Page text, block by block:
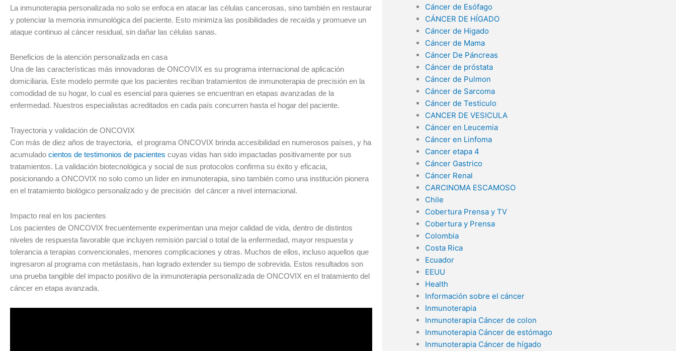
La inmunoterapia personalizada no solo se enfoca en atacar las células cancerosas, sino también en restaurar
y potenciar la memoria inmunológica del paciente. Esto minimiza las posibilidades de recaída y promueve un
ataque continuo al cáncer residual, sin dañar las células sanas.
Beneficios de la atención personalizada en casa
Una de las características más innovadoras de ONCOVIX es su programa internacional de aplicación
domiciliaria. Este modelo permite que los pacientes reciban tratamientos de inmunoterapia de precisión en la
comodidad de su hogar, lo cual es esencial para quienes se encuentran en etapas avanzadas de la
enfermedad. Nuestros especialistas acreditados en cada país concurren hasta el hogar del paciente.
Trayectoria y validación de ONCOVIX
Con más de diez años de trayectoria, el programa ONCOVIX brinda accesibilidad en numerosos países, y ha
acumulado cientos de testimonios de pacientes cuyas vidas han sido impactadas positivamente por sus
tratamientos. La validación biotecnológica y social de sus protocolos confirma su éxito y eficacia,
posicionando a ONCOVIX no solo como un líder en inmunoterapia, sino también como una institución pionera
en el tratamiento biológico personalizado y de precisión del cáncer a nivel internacional.
Impacto real en los pacientes
Los pacientes de ONCOVIX frecuentemente experimentan una mejor calidad de vida, dentro de distintos
niveles de respuesta favorable que incluyen remisión parcial o total de la enfermedad, mayor respuesta y
tolerancia a terapias convencionales, menores complicaciones y otras. Muchos de ellos, incluso aquellos que
ingresaron al programa con metástasis, han logrado extender su tiempo de sobrevida. Estos resultados son
una prueba tangible del impacto positivo de la inmunoterapia personalizada de ONCOVIX en el tratamiento del
cáncer en etapa avanzada.
Cáncer de Esófago
CÁNCER DE HÍGADO
Cáncer de Higado
Cáncer de Mama
Cáncer De Páncreas
Cáncer de próstata
Cáncer de Pulmon
Cáncer de Sarcoma
Cáncer de Testiculo
CANCER DE VESICULA
Cáncer en Leucemia
Cáncer en Linfoma
Cancer etapa 4
Cáncer Gastrico
Cáncer Renal
CARCINOMA ESCAMOSO
Chile
Cobertura Prensa y TV
Cobertura y Prensa
Colombia
Costa Rica
Ecuador
EEUU
Health
Información sobre el cáncer
Inmunoterapia
Inmunoterapia Cáncer de colon
Inmunoterapia Cáncer de estómago
Inmunoterapia Cáncer de hígado